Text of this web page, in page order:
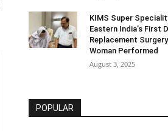
KIMS Super
Eastern India’s First
Replacement
Woman Performed
August 3, 2025
POPULAR